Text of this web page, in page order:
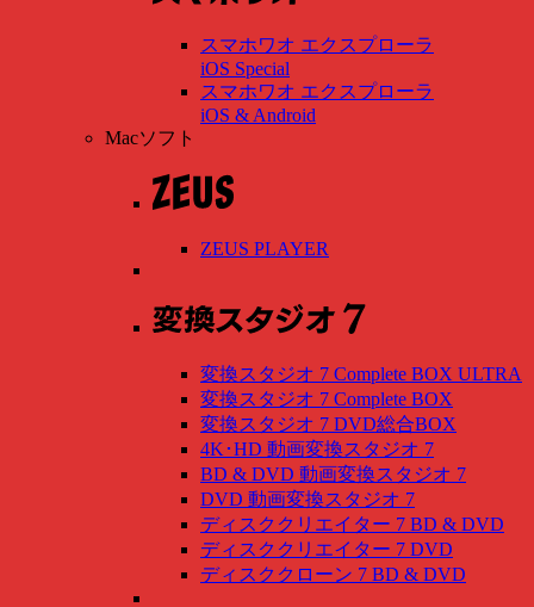
スマホワオ エクスプローラ
iOS Special
スマホワオ エクスプローラ
iOS & Android
Macソフト
ZEUS PLAYER
変換スタジオ 7 Complete BOX ULTRA
変換スタジオ 7 Complete BOX
変換スタジオ 7 DVD総合BOX
4K･HD 動画変換スタジオ 7
BD & DVD 動画変換スタジオ 7
DVD 動画変換スタジオ 7
ディスククリエイター 7 BD & DVD
ディスククリエイター 7 DVD
ディスククローン 7 BD & DVD